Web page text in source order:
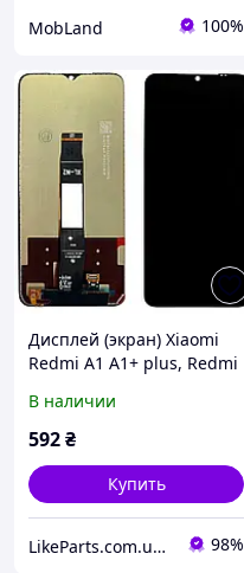
MobLand 100%
Дисплей (экран) Xiaomi
Redmi A1 A1+ plus, Redmi
+ тачскрин (оригинал
Китай)
В наличии
592₴
Купить
LikeParts.com.ua - Запчасти для телефонов и планшетов 98%